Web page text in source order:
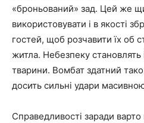
«броньований» зад. Цей же
використовувати і в якості
гостей, щоб розчавити їх об
житла. Небезпеку становлять і
тварини. Вомбат здатний
досить сильні удари
Справедливості заради